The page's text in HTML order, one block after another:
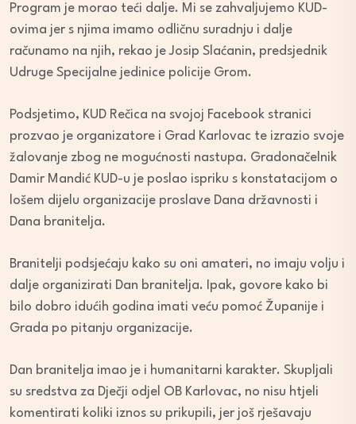
Program je morao teći dalje. Mi se zahvaljujemo KUD-
ovima jer s njima imamo odličnu suradnju i dalje
računamo na njih, rekao je Josip Slaćanin, predsjednik
Udruge Specijalne jedinice policije Grom.
Podsjetimo, KUD Rečica na svojoj Facebook stranici
prozvao je organizatore i Grad Karlovac te izrazio svoje
žalovanje zbog ne mogućnosti nastupa. Gradonačelnik
Damir Mandić KUD-u je poslao ispriku s konstatacijom o
lošem dijelu organizacije proslave Dana državnosti i
Dana branitelja.
Branitelji podsjećaju kako su oni amateri, no imaju volju i
dalje organizirati Dan branitelja. Ipak, govore kako bi
bilo dobro idućih godina imati veću pomoć Županije i
Grada po pitanju organizacije.
Dan branitelja imao je i humanitarni karakter. Skupljali
su sredstva za Dječji odjel OB Karlovac, no nisu htjeli
komentirati koliki iznos su prikupili, jer još rješavaju